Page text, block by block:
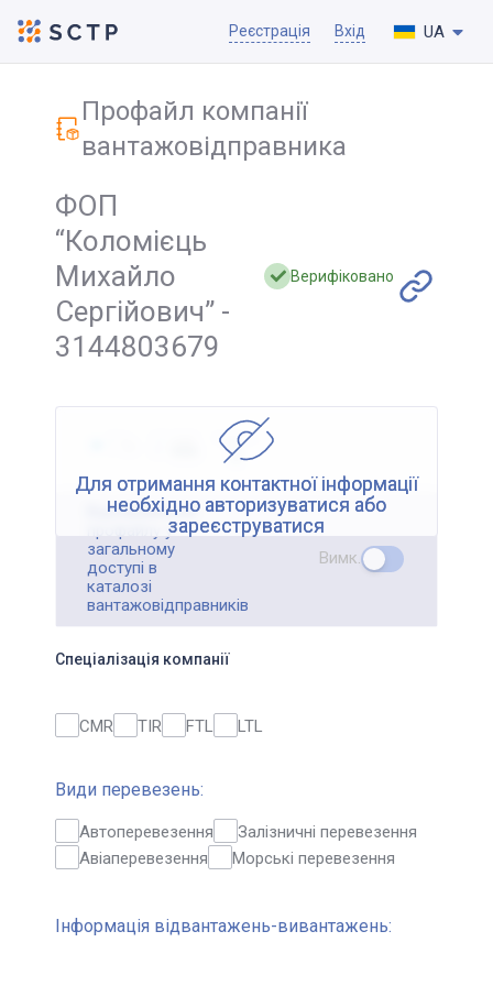
Реєстрація Вхід UA
Профайл компанії
вантажовідправника
ФОП
“Коломієць
Михайло
Сергійович” -
3144803679
Верифіковано
Для отримання контактної інформації
необхідно авторизуватися або
зареєструватися
Відображення
профайлу у
загальному
доступі в
каталозі
вантажовідправників
Вимк.
Спеціалізація компанії
CMR TIR FTL LTL
Види перевезень:
Автоперевезення
Залізничні перевезення
Авіаперевезення
Морські перевезення
Інформація відвантажень-вивантажень: